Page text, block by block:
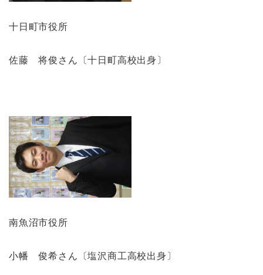
十日町市役所
佐藤 将俊さん〔十日町高校出身〕
南魚沼市役所
小幡 俊希さん〔塩沢商工高校出身〕